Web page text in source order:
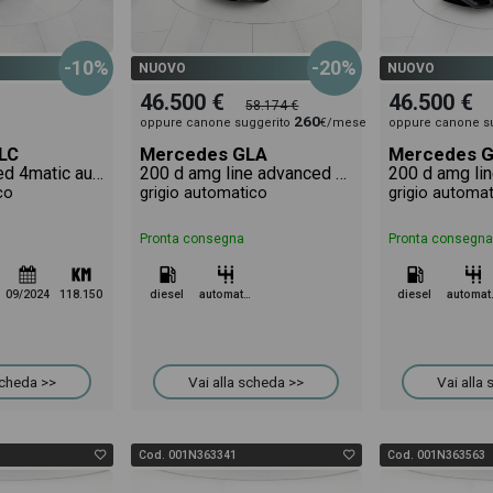
-10%
220 d advanced 4matic auto
09/2024 118.150
>>
NUOVO -20%
46.500 € 58.174 €
oppure canone suggerito 260€/mese
Mercedes GLA
200 d amg line advanced plus auto
grigio automatico
Pronta consegna
diesel automatico
Vai alla scheda >>
NUOVO
46.500 €
oppure canone
Mercedes
200 d amg
grigio
Pronta consegna
diesel
Vai alla
Cod. 001N363341 Cod. 001N363563